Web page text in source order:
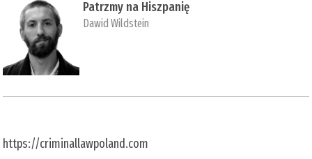
Patrzmy na Hiszpanię
Dawid Wildstein
https://criminallawpoland.com